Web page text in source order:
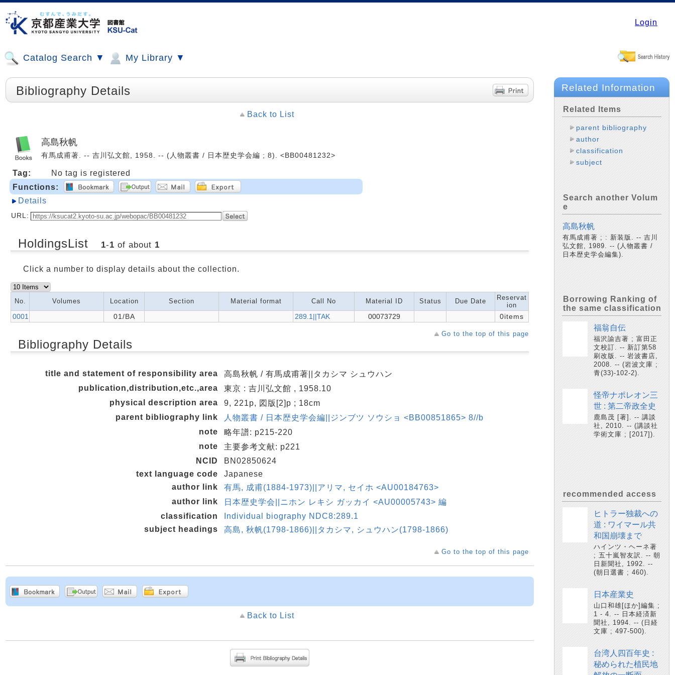
Login
Catalog Search ▼ My Library ▼
Bibliography Details
Back to List
高島秋帆
有馬成甫著. -- 吉川弘文館, 1958. -- (人物叢書 / 日本歴史学会編 ; 8). <BB00481232>
Tag:
No tag is registered
Functions:
Details
URL:
HoldingsList 1-1 of about 1
Click a number to display details about the collection.
No. Volumes Location Section Material format Call No Material ID Status Due Date
Reservat
ion
0001 01/BA 289.1||TAK 00073729 0items
Go to the top of this page
Bibliography Details
title and statement of responsibility area
高島秋帆 / 有馬成甫著||タカシマ シュウハン
publication,distribution,etc.,area
東京 : 吉川弘文館 , 1958.10
physical description area
9, 221p, 図版[2]p ; 18cm
parent bibliography link
人物叢書 / 日本歴史学会編||ジンブツ ソウショ <BB00851865> 8//b
note
略年譜: p215-220
note
主要参考文献: p221
NCID
BN02850624
text language code
Japanese
author link
有馬, 成甫(1884-1973)||アリマ, セイホ <AU00184763>
author link
日本歴史学会||ニホン レキシ ガッカイ <AU00005743> 編
classification
Individual biography NDC8:289.1
subject headings
高島, 秋帆(1798-1866)||タカシマ, シュウハン(1798-1866)
Go to the top of this page
Back to List
Related Information
Related Items
parent bibliography
author
classification
subject
Search another Volum
e
高島秋帆
有馬成甫著 ; : 新装版. -- 吉川
弘文館, 1989. -- (人物叢書 /
日本歴史学会編集).
Borrowing Ranking of
the same classification
福翁自伝
福沢諭吉著 ; 富田正
文校訂. -- 新訂第58
刷改版. -- 岩波書店,
2008. -- (岩波文庫 ;
青(33)-102-2).
怪帝ナポレオン三
世 : 第二帝政全史
鹿島茂 [著]. -- 講談
社, 2010. -- (講談社
学術文庫 ; [2017]).
recommended access
ヒトラー独裁への
道 : ワイマール共
和国崩壊まで
ハインツ・ヘーネ著
; 五十嵐智友訳. -- 朝
日新聞社, 1992. --
(朝日選書 ; 460).
日本産業史
山口和雄[ほか]編集 ;
1 - 4. -- 日本経済新
聞社, 1994. -- (日経
文庫 ; 497-500).
台湾人四百年史 :
秘められた植民地